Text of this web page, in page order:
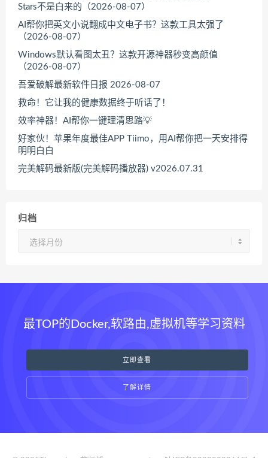
Stars不是白来的（2026-08-07）
AI帮你把英文小说翻成中文电子书？这款工具太强了
（2026-08-07）
Windows默认看图太丑？这款开源神器秒变高颜值
（2026-08-07）
吾爱破解最新软件日报 2026-08-07
救命！它让我的健康数据终于听话了！
效率神器！AI帮你一键理清思路💡
好家伙！苹果年度最佳APP Tiimo，用AI帮你把一天安排得
明明白白
完美解码最新版(完美解码播放器) v2026.07.31
归档
最TOP的Docker,软路由,虚拟机等学习资料
立即查看
了解详情